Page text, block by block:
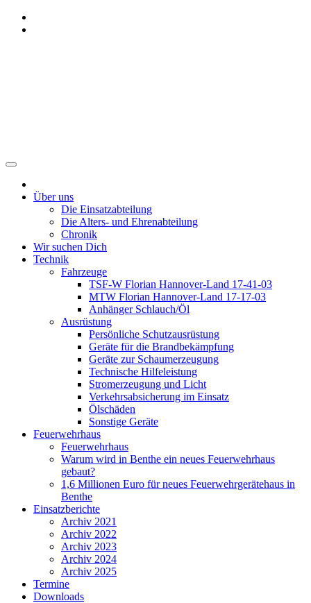
Zum
Inhalt
Über uns
Die Einsatzabteilung
Die Alters- und Ehrenabteilung
Chronik
Wir suchen Dich
Technik
Fahrzeuge
TSF-W Florian Hannover-Land 17-41-03
MTW Florian Hannover-Land 17-17-03
Anhänger Schlauch/Öl
Ausrüstung
Persönliche Schutzausrüstung
Geräte für die Brandbekämpfung
Geräte zur Schaumerzeugung
Technische Hilfeleistung
Stromerzeugung und Licht
Verkehrsabsicherung im Einsatz
Ölschäden
Sonstige Geräte
Feuerwehrhaus
Feuerwehrhaus
Warum wird in Benthe ein neues Feuerwehrhaus
gebaut?
1,6 Millionen Euro für neues Feuerwehrgerätehaus in
Benthe
Einsatzberichte
Archiv 2021
Archiv 2022
Archiv 2023
Archiv 2024
Archiv 2025
Termine
Downloads